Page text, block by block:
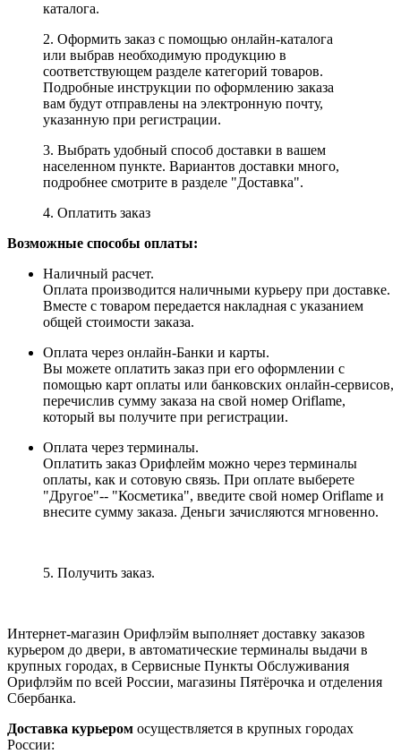
каталога.
2. Оформить заказ с помощью онлайн-каталога
или выбрав необходимую продукцию в
соответствующем разделе категорий товаров.
Подробные инструкции по оформлению заказа
вам будут отправлены на электронную почту,
указанную при регистрации.
3. Выбрать удобный способ доставки в вашем
населенном пункте. Вариантов доставки много,
подробнее смотрите в разделе "Доставка".
4. Оплатить заказ
Возможные способы оплаты:
Наличный расчет.
Оплата производится наличными курьеру при доставке.
Вместе с товаром передается накладная с указанием
общей стоимости заказа.
Оплата через онлайн-Банки и карты.
Вы можете оплатить заказ при его оформлении с
помощью карт оплаты или банковских онлайн-сервисов,
перечислив сумму заказа на свой номер Oriflame,
который вы получите при регистрации.
Оплата через терминалы.
Оплатить заказ Орифлейм можно через терминалы
оплаты, как и сотовую связь. При оплате выберете
"Другое"-- "Косметика", введите свой номер Oriflame и
внесите сумму заказа. Деньги зачисляются мгновенно.
5. Получить заказ.
Интернет-магазин Орифлэйм выполняет доставку заказов
курьером до двери, в автоматические терминалы выдачи в
крупных городах, в Сервисные Пункты Обслуживания
Орифлэйм по всей России, магазины Пятёрочка и отделения
Сбербанка.
Доставка курьером осуществляется в крупных городах
России: